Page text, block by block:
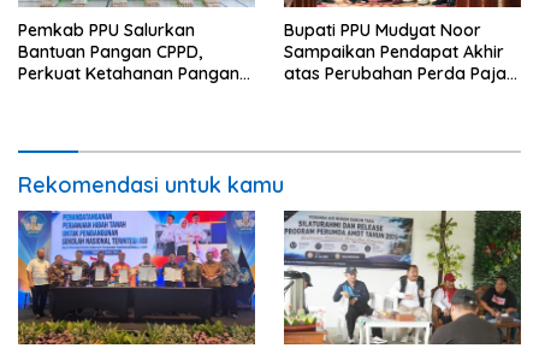
Pemkab PPU Salurkan
Bantuan Pangan CPPD,
Perkuat Ketahanan Pangan
Bupati PPU Mudyat Noor
Sampaikan Pendapat Akhir
atas Perubahan Perda Pajak
Rekomendasi untuk kamu